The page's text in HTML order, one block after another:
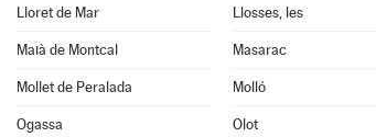
Lloret de Mar Llosses, les
Maià de Montcal Masarac
Mollet de Peralada Molló
Ogassa Olot